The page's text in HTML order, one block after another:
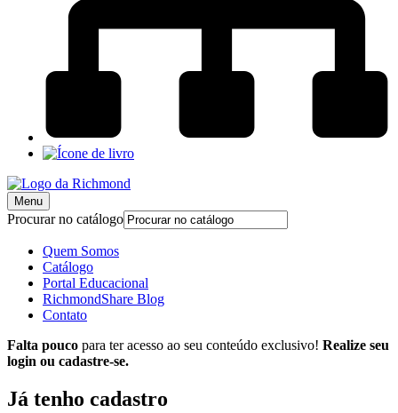
Menu
Procurar no catálogo
Quem Somos
Catálogo
Portal Educacional
RichmondShare Blog
Contato
Falta pouco para ter acesso ao seu conteúdo exclusivo! Realize seu
login ou cadastre-se.
Já tenho cadastro